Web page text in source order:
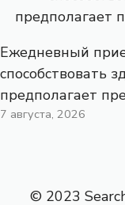
Ежедневный
способствовать
предполагает
7 августа, 2026
© 2023